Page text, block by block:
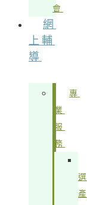
會
網
上輔
導
專
業
服
務
選
產